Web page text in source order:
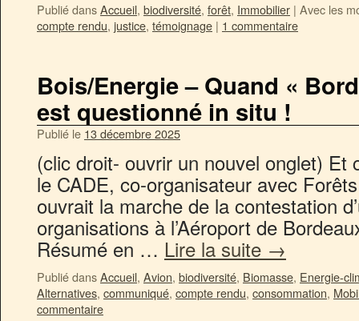
Publié dansAccueil, biodiversité, forêt, Immobilier | Avec les
compte rendu, justice, témoignage | 1 commentaire
Bois/Energie – Quand «
est questionné in situ !
Publié le 13 décembre 2025
(clic droit- ouvrir un nouvel onglet) Et
le CADE, co-organisateur avec
ouvrait la marche de la contestation
organisations à l’Aéroport de
Résumé en … Lire la suite →
Publié dansAccueil, Avion, biodiversité, Biomasse, Energie-
Alternatives, communiqué, compte rendu, consommation,
commentaire